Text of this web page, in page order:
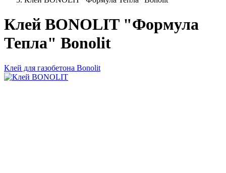
Клей BONOLIT "Формула
Тепла" Bonolit
Клей для газобетона Bonolit